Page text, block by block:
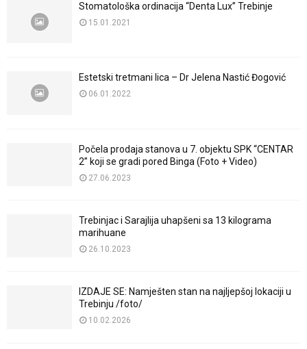
Stomatološka ordinacija “Denta Lux” Trebinje
15.01.2021
Estetski tretmani lica – Dr Jelena Nastić Đogović
06.01.2022
Počela prodaja stanova u 7. objektu SPK “CENTAR
2” koji se gradi pored Binga (Foto + Video)
27.06.2023
Trebinjac i Sarajlija uhapšeni sa 13 kilograma
marihuane
26.10.2023
IZDAJE SE: Namješten stan na najljepšoj lokaciji u
Trebinju /foto/
10.02.2026